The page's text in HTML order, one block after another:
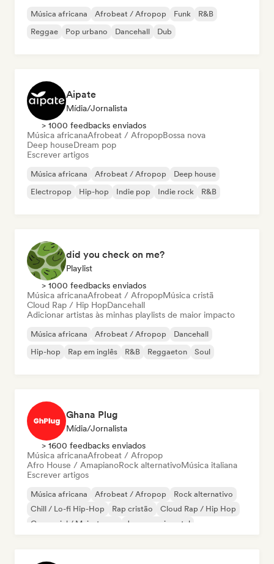
Música africana Afrobeat / Afropop Funk
R&B
Reggae
Pop urbano Dancehall Dub
Aipate
Mídia/Jornalista
> 1000 feedbacks enviados
Música africanaAfrobeat / AfropopBossa nova
Deep houseDream pop
Escrever artigos
Música africana Afrobeat / Afropop
Deep house
Electropop
Hip-hop Indie pop Indie rock R&B
did you check on me?
Playlist
> 1000 feedbacks enviados
Música africanaAfrobeat / AfropopMúsica cristã
Cloud Rap / Hip HopDancehall
Adicionar artistas às minhas playlists de maior impacto
Música africana Afrobeat / Afropop
Dancehall
Hip-hop
Rap em inglês R&B Reggaeton Soul
Ghana Plug
Mídia/Jornalista
> 1600 feedbacks enviados
Música africanaAfrobeat / Afropop
Afro House / AmapianoRock alternativoMúsica italiana
Escrever artigos
Música africana Afrobeat / Afropop
Rock alternativo
Chill / Lo-fi Hip-Hop
Rap cristão
Cloud Rap / Hip Hop
Comercial / Mainstream
Jazz experimental